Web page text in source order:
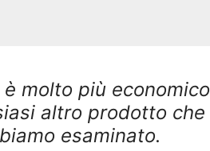
molto più economico
altro prodotto che
esaminato.